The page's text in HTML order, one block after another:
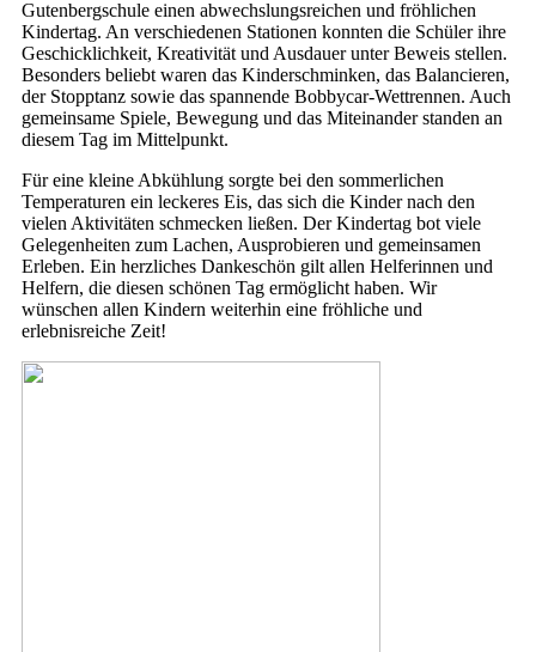
Gutenbergschule einen abwechslungsreichen und fröhlichen
Kindertag. An verschiedenen Stationen konnten die Schüler ihre
Geschicklichkeit, Kreativität und Ausdauer unter Beweis stellen.
Besonders beliebt waren das Kinderschminken, das Balancieren,
der Stopptanz sowie das spannende Bobbycar-Wettrennen. Auch
gemeinsame Spiele, Bewegung und das Miteinander standen an
diesem Tag im Mittelpunkt.
Für eine kleine Abkühlung sorgte bei den sommerlichen
Temperaturen ein leckeres Eis, das sich die Kinder nach den
vielen Aktivitäten schmecken ließen. Der Kindertag bot viele
Gelegenheiten zum Lachen, Ausprobieren und gemeinsamen
Erleben. Ein herzliches Dankeschön gilt allen Helferinnen und
Helfern, die diesen schönen Tag ermöglicht haben. Wir
wünschen allen Kindern weiterhin eine fröhliche und
erlebnisreiche Zeit!